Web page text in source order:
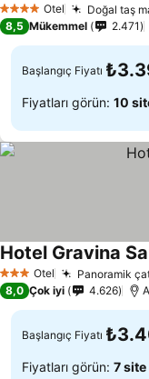
4 Yıldız Otel Doğal taş
8,5 Mükemmel 2.471
Başlangıç Fiyatı
Fiyatları görün: 10
3 YıldızOtel Panoramik
Hotel Gravina
8,0 Çok iyi 4.626
Başlangıç Fiyatı
Fiyatları görün: 7 site